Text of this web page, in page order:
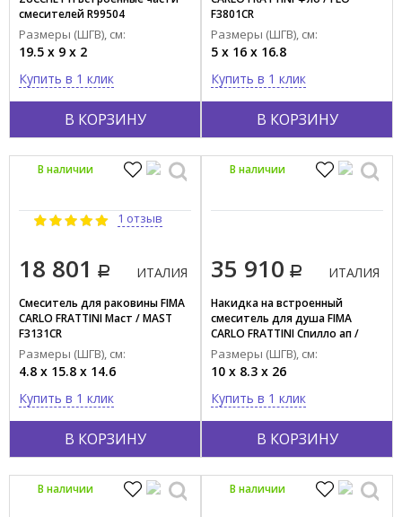
В КОРЗИНУ
смесителей R99504
Размеры (ШГВ), см:
19.5 x 9 x 2
Купить в 1 клик
В КОРЗИНУ
F3801CR
Размеры (ШГВ), см:
5 x 16 x 16.8
Купить в 1 клик
1 отзыв
18 801
В КОРЗИНУ
ИТАЛИЯ
Смеситель для раковины FIMA
CARLO FRATTINI Маст / MAST
F3131CR
Размеры (ШГВ), см:
4.8 x 15.8 x 14.6
Купить в 1 клик
В наличии
35 910
В КОРЗИНУ
ИТАЛИЯ
Накидка на встроенный
смеситель для душа FIMA
CARLO FRATTINI Спилло ап /
SPILLO UP F3039X6CR
Размеры (ШГВ), см:
10 x 8.3 x 26
Купить в 1 клик
В наличии
В наличии В наличии